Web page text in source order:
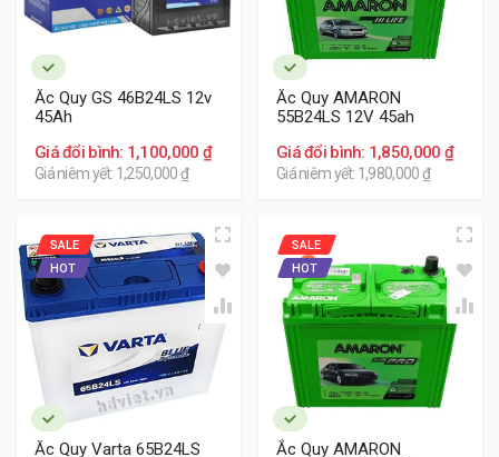
- Lựa chọn cơ sở uy tín để mua và thay thế ắc quy
nhằm đảm bảo hàng chính hãng.
- Vị trí ắc quy của xe Toyota Toyota Yaris ở khoang máy
phía trước ghế lái.
HD Việt chuyên phân phối lắp đặt các
xe Toyota Yaris với các thương hiệu
như: Atlas, Delkor, Varta, Amaron, Gs,
Đồng Nai...
Tham khảo thêm chi tiết ắc quy cho xe Toyota Yaris: Tại
Ắc Quy GS 46B24LS 12v
45Ah
Giá đổi bình: 1,100,000 ₫
Giá niêm yết: 1,250,000 ₫
Ắc Quy AMARON
55B24LS 12V 45ah
Giá đổi bình: 1,850,000 ₫
Giá niêm yết: 1,980,000 ₫
SALE
HOT
Ắc Quy Varta 65B24LS
SALE
HOT
Ắc Quy AMARON